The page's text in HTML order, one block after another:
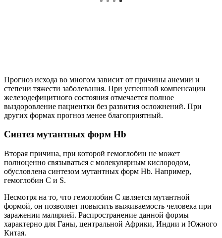
Прогноз исхода во многом зависит от причины анемии и
степени тяжести заболевания. При успешной компенсации
железодефицитного состояния отмечается полное
выздоровление пациентки без развития осложнений. При
других формах прогноз менее благоприятный.
Синтез мутантных форм Hb
Вторая причина, при которой гемоглобин не может
полноценно связываться с молекулярным кислородом,
обусловлена синтезом мутантных форм Hb. Например,
гемоглобин С и S.
Несмотря на то, что гемоглобин С является мутантной
формой, он позволяет повысить выживаемость человека при
заражении малярией. Распространение данной формы
характерно для Ганы, центральной Африки, Индии и Южного
Китая.